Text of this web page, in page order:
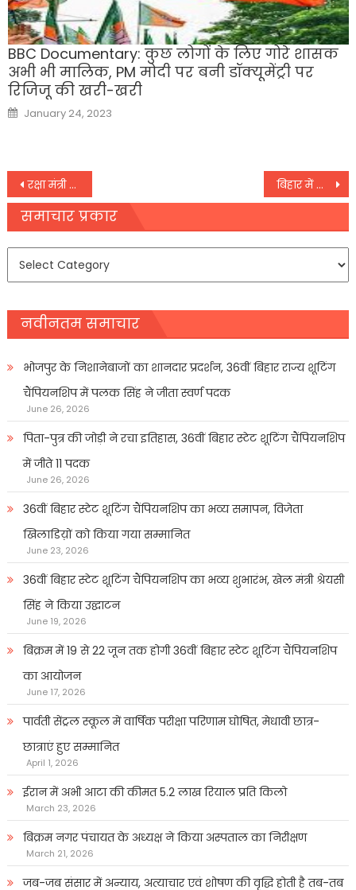
BBC Documentary: कुछ लोगों के लिए गोरे शासक
अभी भी मालिक, PM मोदी पर बनी डॉक्यूमेंट्री पर
रिजिजू की खरी-खरी
Posted
on
January 24, 2023
Post
navigation
रक्षा मंत्री राजनाथ सिंह श्रीमंत शंकरदेव कलाक्षेत्र पुरस्कार समारोह में भाग लेने असम पहुंचे, बिहार में बोले अमित शाह, इतिहासकारों ने कुंवर सिंह को इतिहास में नहीं दिया उचित स्थान
समाचार प्रकार
समाचार
नवीनतम समाचार
भोजपुर के निशानेबाजों का शानदार प्रदर्शन, 36वीं बिहार राज्य शूटिंग
चैंपियनशिप में पलक सिंह ने जीता स्वर्ण पदक
June 26, 2026
पिता-पुत्र की जोड़ी ने रचा इतिहास, 36वीं बिहार स्टेट शूटिंग चैंपियनशिप
में जीते 11 पदक
June 26, 2026
36वीं बिहार स्टेट शूटिंग चैंपियनशिप का भव्य समापन, विजेता
खिलाडिय़ों को किया गया सम्मानित
June 23, 2026
36वीं बिहार स्टेट शूटिंग चैंपियनशिप का भव्य शुभारंभ, खेल मंत्री श्रेयसी
सिंह ने किया उद्घाटन
June 19, 2026
बिक्रम में 19 से 22 जून तक होगी 36वीं बिहार स्टेट शूटिंग चैंपियनशिप
का आयोजन
June 17, 2026
पार्वती सेंट्रल स्कूल में वार्षिक परीक्षा परिणाम घोषित, मेधावी छात्र-
छात्राएं हुए सम्मानित
April 1, 2026
ईरान में अभी आटा की कीमत 5.2 लाख रियाल प्रति किलो
March 23, 2026
बिक्रम नगर पंचायत के अध्यक्ष ने किया अस्पताल का निरीक्षण
March 21, 2026
जब-जब संसार में अन्याय, अत्याचार एवं शोषण की वृद्धि होती है तब-तब